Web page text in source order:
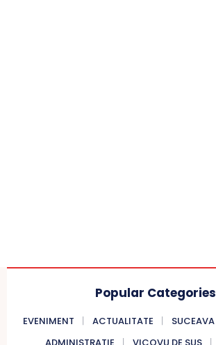
Popular Categories
EVENIMENT ACTUALITATE SUCEAVA